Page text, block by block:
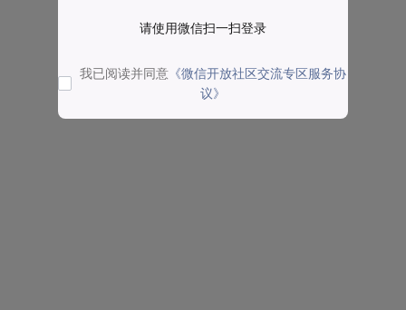
请使用微信扫一扫登录
我已阅读并同意 《微信开放社区交流专区服务协
议》